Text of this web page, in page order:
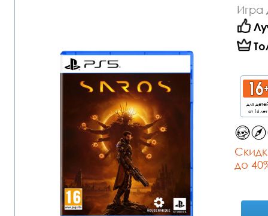
Игра
для
от 16 лет
до